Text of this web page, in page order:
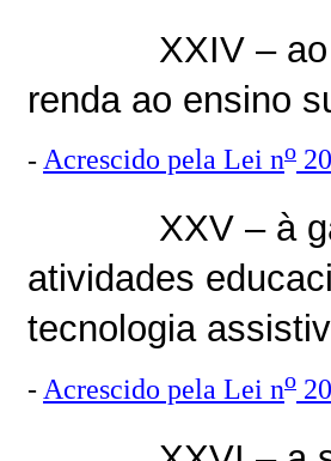
XXIV –
renda ao ensino
-Acrescido pela Lei no
XXV – à
atividades
tecnologia
-Acrescido pela Lei no